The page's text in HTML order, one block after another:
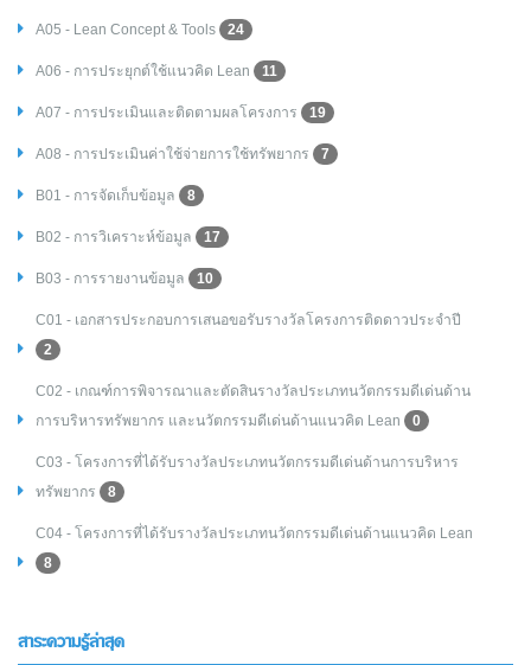
A05 - Lean Concept & Tools 24
A06 - การประยุกต์ใช้แนวคิด Lean 11
A07 - การประเมินและติดตามผลโครงการ 19
A08 - การประเมินค่าใช้จ่ายการใช้ทรัพยากร 7
B01 - การจัดเก็บข้อมูล 8
B02 - การวิเคราะห์ข้อมูล 17
B03 - การรายงานข้อมูล 10
C01 - เอกสารประกอบการเสนอขอรับรางวัลโครงการติดดาวประจำปี
2
C02 - เกณฑ์การพิจารณาและตัดสินรางวัลประเภทนวัตกรรมดีเด่นด้าน
การบริหารทรัพยากร และนวัตกรรมดีเด่นด้านแนวคิด Lean
0
C03 - โครงการที่ได้รับรางวัลประเภทนวัตกรรมดีเด่นด้านการบริหาร
ทรัพยากร
8
C04 - โครงการที่ได้รับรางวัลประเภทนวัตกรรมดีเด่นด้านแนวคิด Lean
8
สาระความรู้ล่าสุด